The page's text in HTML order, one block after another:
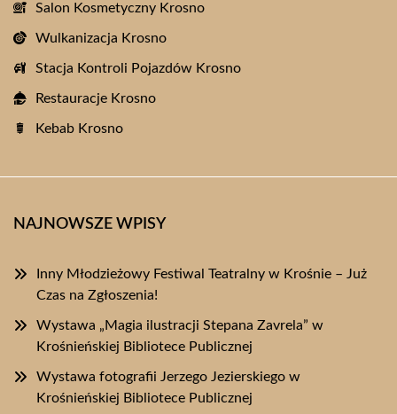
Salon Kosmetyczny Krosno
Wulkanizacja Krosno
Stacja Kontroli Pojazdów Krosno
Restauracje Krosno
Kebab Krosno
NAJNOWSZE WPISY
Inny Młodzieżowy Festiwal Teatralny w Krośnie – Już
Czas na Zgłoszenia!
Wystawa „Magia ilustracji Stepana Zavrela” w
Krośnieńskiej Bibliotece Publicznej
Wystawa fotografii Jerzego Jezierskiego w
Krośnieńskiej Bibliotece Publicznej